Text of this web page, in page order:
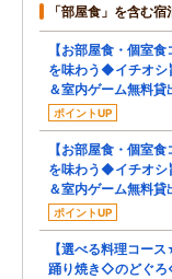
「部屋食」を含む
【お部屋食・個室
を味わう◆イチオシ
＆室内ゲーム無料貸
ポイントUP
【お部屋食・個室
を味わう◆イチオシ
＆室内ゲーム無料貸
ポイントUP
【選べる料理コー
踊り焼き◇のどぐ